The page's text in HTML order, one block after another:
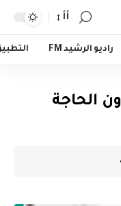
أأ
راديو الرشيد FM
الحاجة